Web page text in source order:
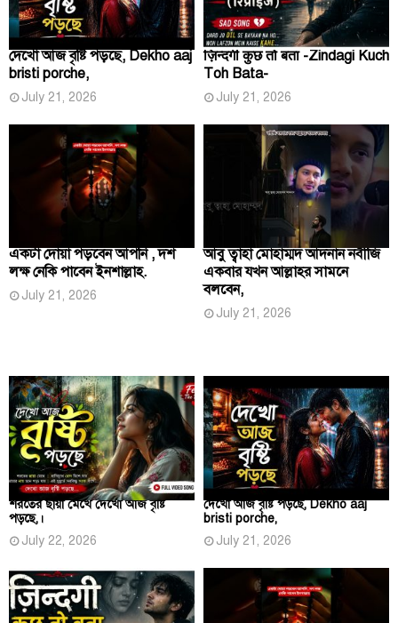
দেখো আজ বৃষ্টি পড়ছে, Dekho aaj
bristi porche,
July 21, 2026
ज़िन्दगी कुछ तो बता -Zindagi Kuch
Toh Bata-
July 21, 2026
একটা দোয়া পড়বেন আপনি , দশ
লক্ষ নেকি পাবেন ইনশাল্লাহ.
July 21, 2026
আবু ত্বাহা মোহাম্মদ আদনান নবীজি
একবার যখন আল্লাহর সামনে
বলবেন,
July 21, 2026
শরতের ছায়া মেখে দেখো আজ বৃষ্টি
পড়ছে,।
July 22, 2026
দেখো আজ বৃষ্টি পড়ছে, Dekho aaj
bristi porche,
July 21, 2026